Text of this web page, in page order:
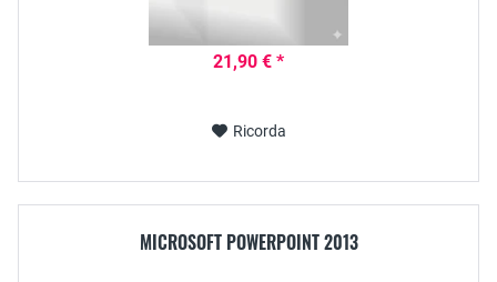
21,90 € *
Ricorda
MICROSOFT POWERPOINT 2013